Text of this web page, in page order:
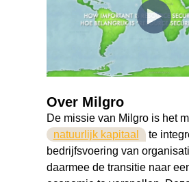
Over Milgro
De missie van Milgro is het
natuurlijk kapitaal
te
bedrijfsvoering van
daarmee de transitie naar